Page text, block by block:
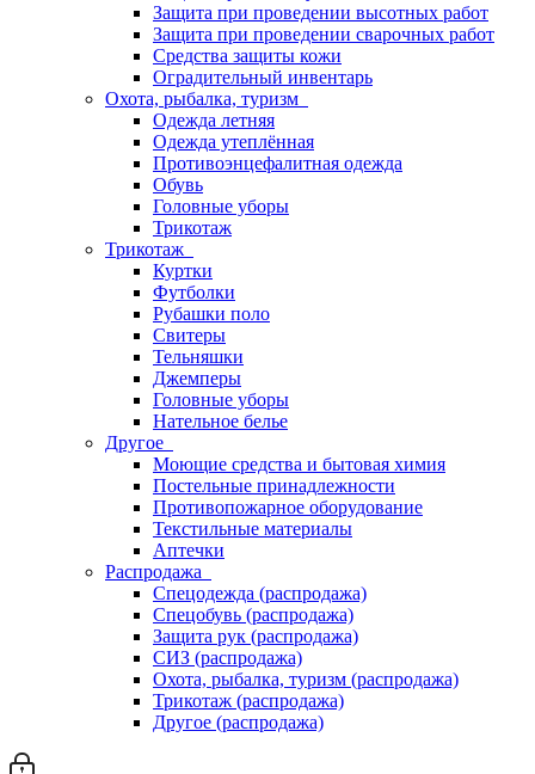
Защита при проведении высотных работ
Защита при проведении сварочных работ
Средства защиты кожи
Оградительный инвентарь
Охота, рыбалка, туризм
Одежда летняя
Одежда утеплённая
Противоэнцефалитная одежда
Обувь
Головные уборы
Трикотаж
Трикотаж
Куртки
Футболки
Рубашки поло
Свитеры
Тельняшки
Джемперы
Головные уборы
Нательное белье
Другое
Моющие средства и бытовая химия
Постельные принадлежности
Противопожарное оборудование
Текстильные материалы
Аптечки
Распродажа
Спецодежда (распродажа)
Спецобувь (распродажа)
Защита рук (распродажа)
СИЗ (распродажа)
Охота, рыбалка, туризм (распродажа)
Трикотаж (распродажа)
Другое (распродажа)